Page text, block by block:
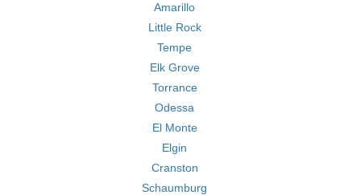
Amarillo
Little Rock
Tempe
Elk Grove
Torrance
Odessa
El Monte
Elgin
Cranston
Schaumburg